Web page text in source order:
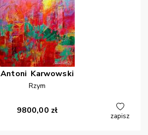
Antoni Karwowski
Rzym
9800,00 zł
zapisz